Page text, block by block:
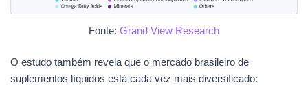
Fonte: Grand View Research
O estudo também revela que o mercado brasileiro de
suplementos líquidos está cada vez mais diversificado: